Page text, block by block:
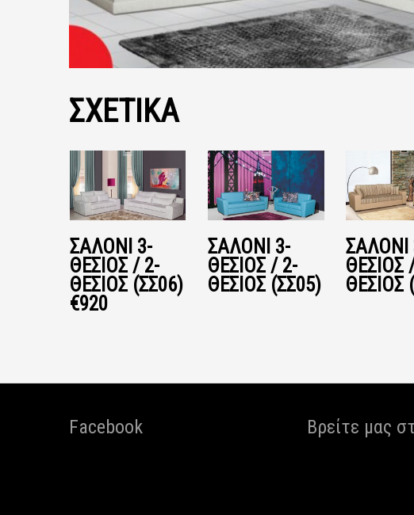
ΣΧΕΤΙΚΑ
ΣΑΛΌΝΙ 3-
ΘΕΣΙΟΣ / 2-
ΘΕΣΙΟΣ (ΣΣ06)
€920
ΣΑΛΌΝΙ 3-
ΘΕΣΙΟΣ / 2-
ΘΕΣΙΟΣ (ΣΣ05)
ΣΑΛΌΝΙ
ΘΕΣΙΟΣ
ΘΕΣΙΟΣ
Facebook Βρείτε μας